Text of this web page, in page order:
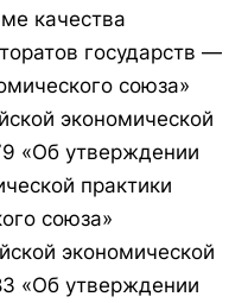
качества
государств —
союза»
экономической
«Об утверждении
практики
союза»
экономической
«Об утверждении